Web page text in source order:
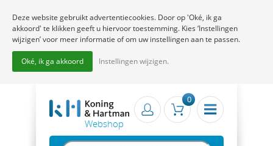
0
Deze website gebruikt advertentiecookies. Door op 'Oké, ik ga
akkoord' te klikken geeft u hiervoor toestemming. Kies ‘Instellingen
wijzigen’ voor meer informatie of om uw instellingen aan te passen.
Oké, ik ga akkoord Instellingen wijzigen.